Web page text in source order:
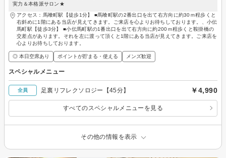
実力＆本格派サロン★
アクセス：馬喰町駅【徒歩1分】 ■馬喰町駅の2番出口を出て右方向に約30ｍ程歩くと
右斜めに1階にある当店が見えてきます。ご来店を心よりお待ちしております。、小伝
馬町駅【徒歩3分】 ■小伝馬町駅の1番出口を出て右方向に約200ｍ程歩くと鞍掛橋の
交差点があります。それを左に渡って頂くと1階にある当店が見えてきます。ご来店を
心よりお待ちしております。
◎ 本日空席あり ポイントが貯まる・使える メンズ歓迎
スペシャルメニュー
全員 足裏リフレクソロジー【45分】 ￥4,990
すべてのスペシャルメニューを見る
その他の情報を表示